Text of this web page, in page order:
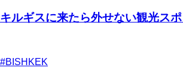
キルギスに来たら外せない観光ス
#BISHKEK